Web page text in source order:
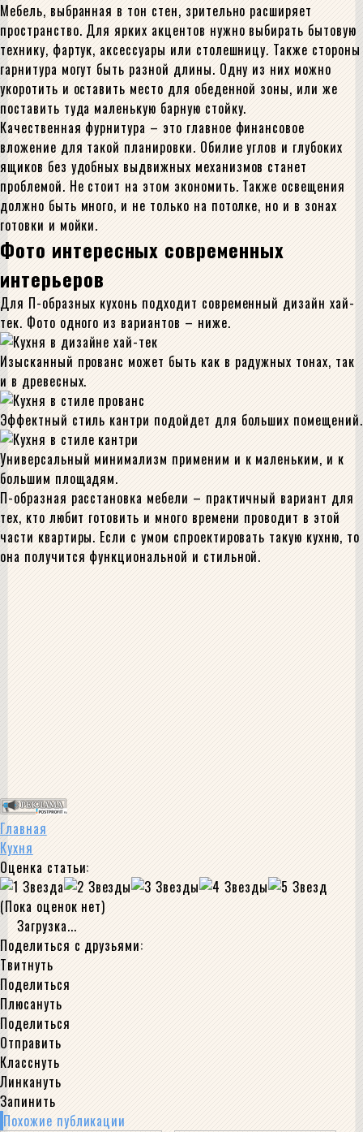
Мебель, выбранная в тон стен, зрительно расширяет
пространство. Для ярких акцентов нужно выбирать бытовую
технику, фартук, аксессуары или столешницу. Также стороны
гарнитура могут быть разной длины. Одну из них можно
укоротить и оставить место для обеденной зоны, или же
поставить туда маленькую барную стойку.
Качественная фурнитура – это главное финансовое
вложение для такой планировки. Обилие углов и глубоких
ящиков без удобных выдвижных механизмов станет
проблемой. Не стоит на этом экономить. Также освещения
должно быть много, и не только на потолке, но и в зонах
готовки и мойки.
Фото интересных современных
интерьеров
Для П-образных кухонь подходит современный дизайн хай-
тек. Фото одного из вариантов – ниже.
Изысканный прованс может быть как в радужных тонах, так
и в древесных.
Эффектный стиль кантри подойдет для больших помещений.
Универсальный минимализм применим и к маленьким, и к
большим площадям.
П-образная расстановка мебели – практичный вариант для
тех, кто любит готовить и много времени проводит в этой
части квартиры. Если с умом спроектировать такую кухню, то
она получится функциональной и стильной.
Главная
Кухня
Оценка статьи:
(Пока оценок нет)
Загрузка...
Поделиться с друзьями:
Твитнуть
Поделиться
Плюсануть
Поделиться
Отправить
Класснуть
Линкануть
Запинить
Похожие публикации